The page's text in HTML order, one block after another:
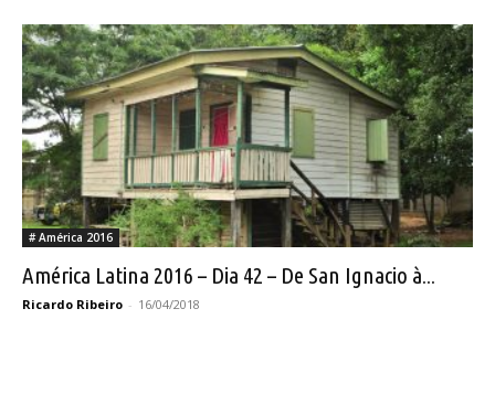
# América 2016
América Latina 2016 – Dia 42 – De San Ignacio à...
Ricardo Ribeiro - 16/04/2018